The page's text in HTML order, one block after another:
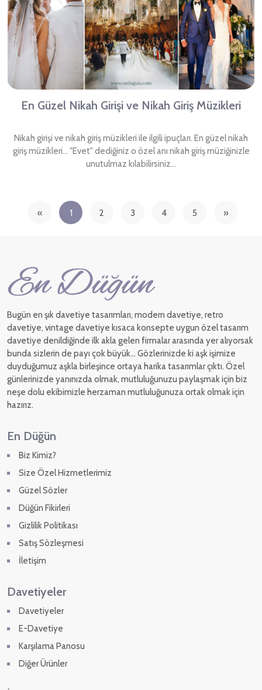
En Güzel Nikah Girişi ve Nikah Giriş Müzikleri
Nikah girişi ve nikah giriş müzikleri ile ilgili ipuçları. En güzel nikah
giriş müzikleri... "Evet" dediğiniz o özel anı nikah giriş müziğinizle
unutulmaz kılabilirsiniz...
« 1 2 3 4 5 »
Bugün en şık davetiye tasarımları, modern davetiye, retro
davetiye, vintage davetiye kısaca konsepte uygun özel tasarım
davetiye denildiğinde ilk akla gelen firmalar arasında yer alıyorsak
bunda sizlerin de payı çok büyük... Gözlerinizde ki aşk işimize
duyduğumuz aşkla birleşince ortaya harika tasarımlar çıktı. Özel
günlerinizde yanınızda olmak, mutluluğunuzu paylaşmak için biz
neşe dolu ekibimizle herzaman mutluluğunuza ortak olmak için
hazırız.
En Düğün
Biz Kimiz?
Size Özel Hizmetlerimiz
Güzel Sözler
Düğün Fikirleri
Gizlilik Politikası
Satış Sözleşmesi
İletişim
Davetiyeler
Davetiyeler
E-Davetiye
Karşılama Panosu
Diğer Ürünler